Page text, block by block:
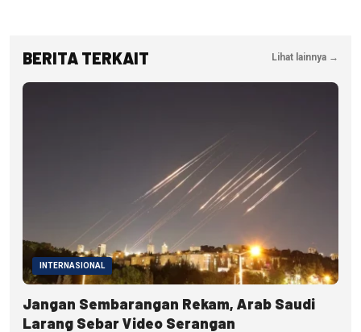
BERITA TERKAIT Lihat lainnya →
INTERNASIONAL
Jangan Sembarangan Rekam, Arab Saudi
Larang Sebar Video Serangan